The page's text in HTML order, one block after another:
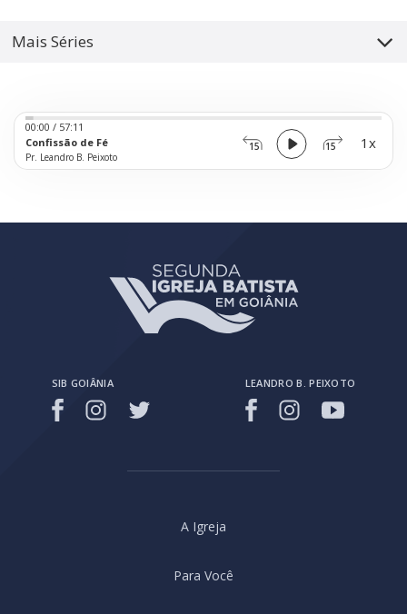
Mais Séries
Confissão de Fé
Pr. Leandro B. Peixoto
Audio
Player
15 15
00:00 / 57:11
1x
SIB GOIÂNIA LEANDRO B. PEIXOTO
A Igreja
Para Você